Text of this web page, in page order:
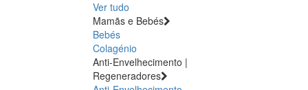
Ver tudo
Mamãs e Bebés
Bebés
Colagénio
Anti-Envelhecimento |
Regeneradores